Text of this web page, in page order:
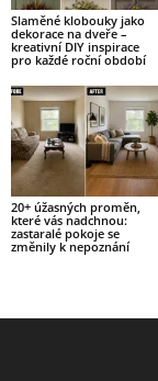
Slaměné klobouky jako
dekorace na dveře –
kreativní DIY inspirace
pro každé roční období
20+ úžasných proměn,
které vás nadchnou:
zastaralé pokoje se
změnily k nepoznání